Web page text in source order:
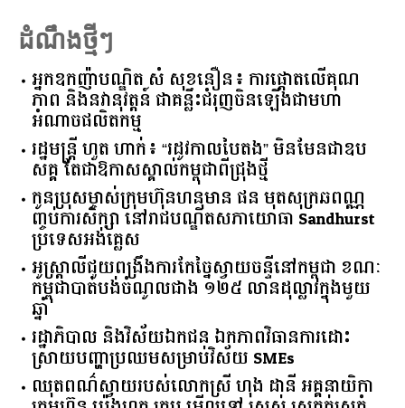
ដំណឹងថ្មីៗ
អ្នកឧកញ៉ាបណ្ឌិត សំ សុខនឿន៖ ការផ្តោតលើគុណ
ភាព និងនវានុវត្តន៍ ជាគន្លឹះជំរុញចិនឡើងជាមហា
អំណាចផលិតកម្ម
រដ្ឋមន្ត្រី ហួត ហាក់៖ “រដូវកាលបៃតង” មិនមែនជាឧប
សគ្គ តែជាឱកាសស្គាល់កម្ពុជាពីជ្រុងថ្មី
កូនប្រុសម្ចាស់ក្រុមហ៊ុនហនុមាន ផន មុតសុក្រឆពណ្ណ
ញ្ចប់ការសិក្សា នៅរាជបណ្ឌិតសភាយោធា Sandhurst
ប្រទេសអង់គ្លេស
អូស្ត្រាលី​ជួយ​ពង្រឹង​ការ​កែច្នៃ​ស្វាយចន្ទី​នៅ​កម្ពុជា​ ​ខណៈ​
កម្ពុជា​បាត់បង់​ចំណូល​ជាង​ ​១២៥​ ​លាន​ដុល្លារ​ក្នុង​មួយ​
ឆ្នាំ​
រដ្ឋាភិបាល​ ​និង​វិស័យ​ឯកជន ​ឯកភាព​វិធានការ​ដោះ
ស្រាយ​បញ្ហា​ប្រឈម​​សម្រាប់​វិស័យ​ ​SMEs​
ឈុតពណ៌ស្វាយរបស់លោកស្រី ហុង ដានី អគ្គ​នាយិកា​